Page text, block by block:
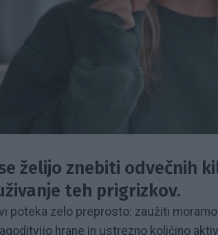
želijo znebiti odvečnih
teh prigrizkov.
poteka zelo preprosto: zaužiti
hrane in ustrezno količino